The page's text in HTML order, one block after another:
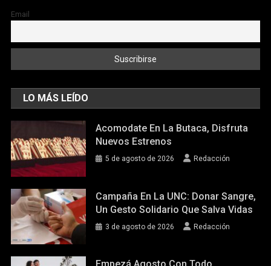
Email
LO MÁS LEÍDO
Acomodate En La Butaca, Disfruta
Nuevos Estrenos
5 de agosto de 2026 Redacción
Campaña En La UNC: Donar Sangre,
Un Gesto Solidario Que Salva Vidas
3 de agosto de 2026 Redacción